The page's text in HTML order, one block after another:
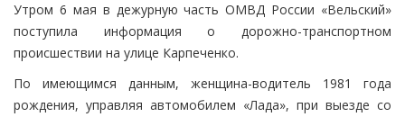
Утром 6 мая в дежурную часть ОМВД России «Вельский»
поступила информация о дорожно-транспортном
происшествии на улице Карпеченко.
По имеющимся данным, женщина-водитель 1981 года
рождения, управляя автомобилем «Лада», при выезде со